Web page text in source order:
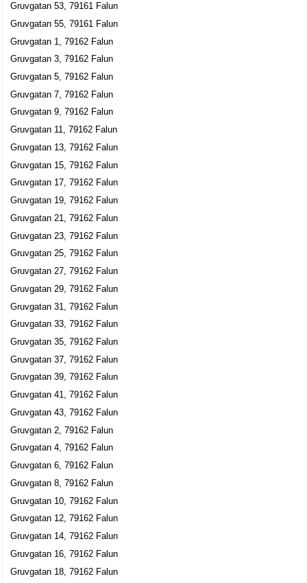
Gruvgatan 38, 79161 Falun
Viva Pool & Spa i Dalarna AB
Bo Magnus Eriksson
023-790850
Gruvgatan 38, 79161 Falun
Lugnets Gård AB
Stefan Andersson
023-790090
Gruvgatan 42 C, 79161 Falun
Lugnets Gård Fastighets AB
Anna Margona Andersson
023-790090
Gruvgatan 42 C, 79161 Falun
Hedbergs Skog & Ekologitjänst
Jan Erik Hedberg
Gruvgatan 45, 79161 Falun
Skogsresor i Sverige AB
Jan Erik Hedberg
Gruvgatan 45, 79161 Falun
Constantine HB
Jason Alfred Holifield
Gruvgatan 49, 79161 Falun
Friskvårdshuset i Falun AB
John Patrik Schultz
023-15525
Gruvgatan 53, 79161 Falun
Gruvgatan 55, 79161 Falun
Gruvgatan 1, 79162 Falun
Gruvgatan 3, 79162 Falun
Gruvgatan 5, 79162 Falun
Gruvgatan 7, 79162 Falun
Gruvgatan 9, 79162 Falun
Gruvgatan 11, 79162 Falun
Gruvgatan 13, 79162 Falun
Gruvgatan 15, 79162 Falun
Gruvgatan 17, 79162 Falun
Gruvgatan 19, 79162 Falun
Gruvgatan 21, 79162 Falun
Gruvgatan 23, 79162 Falun
Gruvgatan 25, 79162 Falun
Gruvgatan 27, 79162 Falun
Gruvgatan 29, 79162 Falun
Gruvgatan 31, 79162 Falun
Gruvgatan 33, 79162 Falun
Gruvgatan 35, 79162 Falun
Gruvgatan 37, 79162 Falun
Gruvgatan 39, 79162 Falun
Gruvgatan 41, 79162 Falun
Gruvgatan 43, 79162 Falun
Gruvgatan 2, 79162 Falun
Gruvgatan 4, 79162 Falun
Gruvgatan 6, 79162 Falun
Gruvgatan 8, 79162 Falun
Gruvgatan 10, 79162 Falun
Gruvgatan 12, 79162 Falun
Gruvgatan 14, 79162 Falun
Gruvgatan 16, 79162 Falun
Gruvgatan 18, 79162 Falun